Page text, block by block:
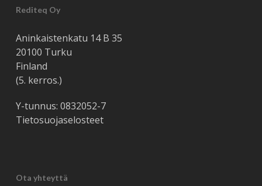
Rediteq Oy
Aninkaistenkatu 14 B 35
20100 Turku
Finland
(5. kerros.)
Y-tunnus: 0832052-7
Tietosuojaselosteet
Ota yhteyttä